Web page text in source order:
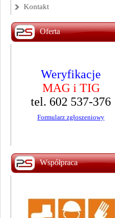
Kontakt
Oferta
Weryfikacje
MAG i TIG
tel. 602 537-376
Formularz zgłoszeniowy
Współpraca